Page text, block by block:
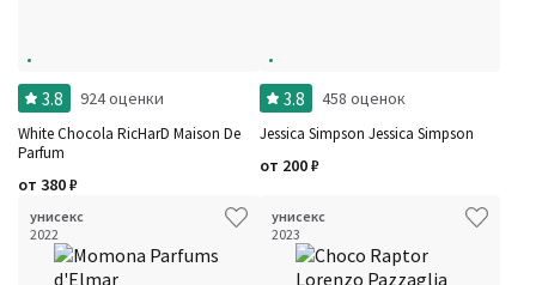
3.8 924 оценки
White Chocola RicHarD Maison De
Parfum
от 380₽
3.8 458 оценок
Jessica Simpson Jessica Simpson
от 200₽
унисекс
2022
унисекс
2023